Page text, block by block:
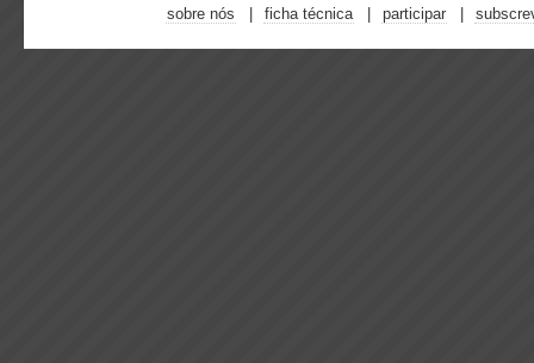
sobre nós ficha técnica participar